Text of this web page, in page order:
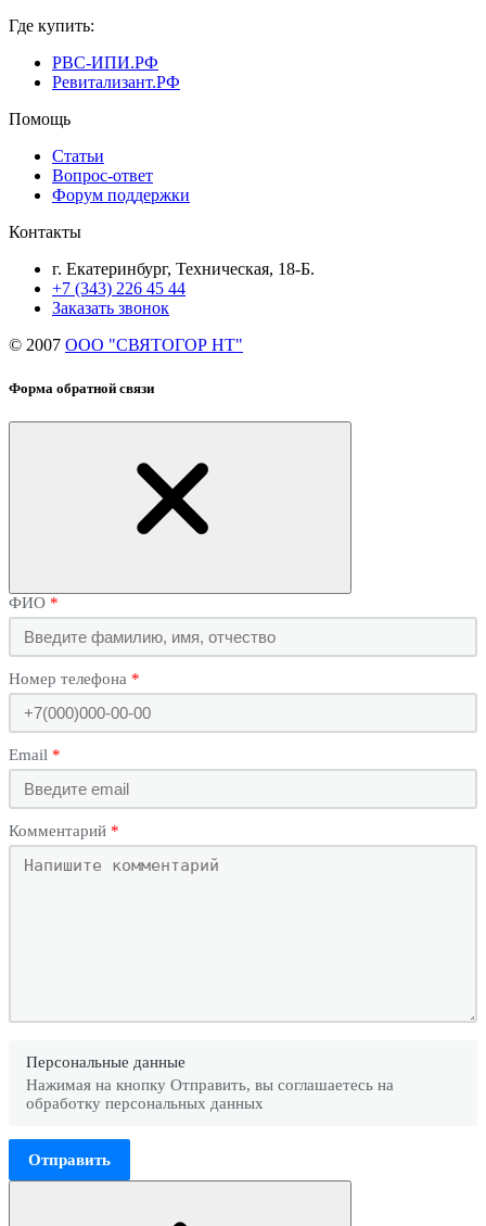
Где купить:
РВС-ИПИ.РФ
Ревитализант.РФ
Помощь
Статьи
Вопрос-ответ
Форум поддержки
Контакты
г. Екатеринбург, Техническая, 18-Б.
+7 (343) 226 45 44
Заказать звонок
© 2007 ООО "СВЯТОГОР НТ"
Форма обратной связи
ФИО
Номер телефона
Email
Комментарий
Персональные данные
Нажимая на кнопку Отправить, вы соглашаетесь на
обработку персональных данных
Отправить